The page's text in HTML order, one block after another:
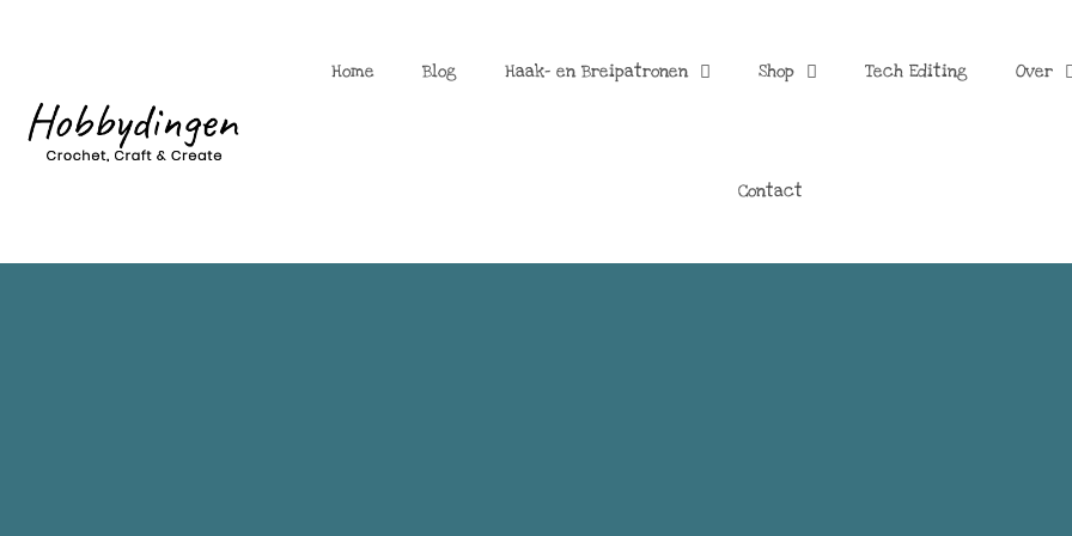
Home Blog Haak- en Breipatronen Shop Tech Editing Over
Contact